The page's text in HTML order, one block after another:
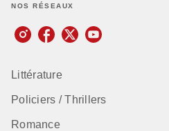
NOS RÉSEAUX
Littérature
Policiers / Thrillers
Romance